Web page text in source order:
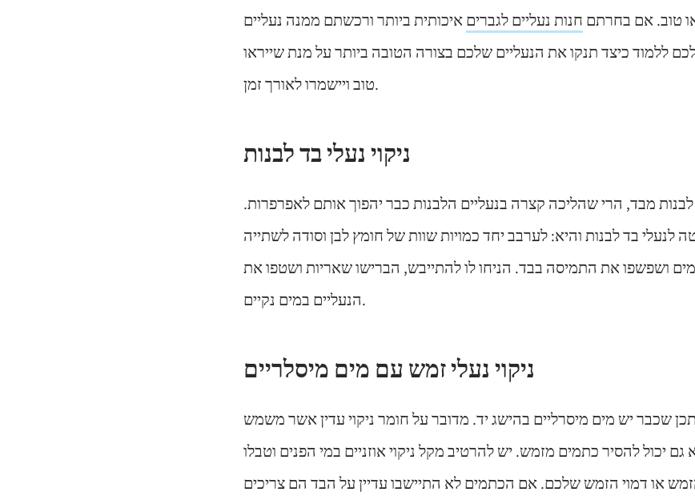
טוב. אם בחרתם חנות נעליים לגבריםאיכותית ביותר ורכשתם ממנה נעליים
ללמוד כיצד תנקו את הנעליים שלכם בצורה הטובה ביותר על מנת שייראו
טוב ויישמרו לאורך זמן.
ניקוי נעלי בד לבנות
מבד, הרי שהליכה קצרה בנעליים הלבנות כבר יהפוך אותם לאפרפרות.
לנעלי בד לבנות והיא: לערבב יחד כמויות שוות של חומץ לבן וסודה לשתייה
ושפשפו את התמיסה בבד. הניחו לו להתייבש, הברישו שאריות ושטפו את
הנעליים במים נקיים.
ניקוי נעלי זמש עם מים מיסלריים
שכבר יש מים מיסרליים בהישג יד. מדובר על חומר ניקוי עדין אשר משמש
גם יכול להסיר כתמים מזמש. יש להרטיב מקל ניקוי אוזניים במי הפנים וטבלו
או דמוי הזמש שלכם. אם הכתמים לא התיישבו עדיין על הבד הם צריכים